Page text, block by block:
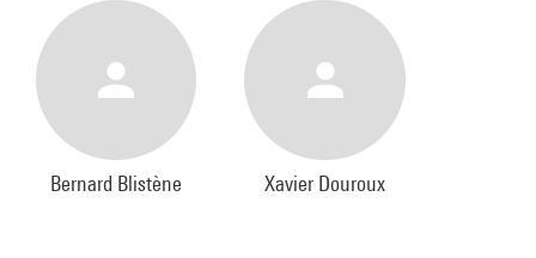
Bernard Blistène Xavier Douroux